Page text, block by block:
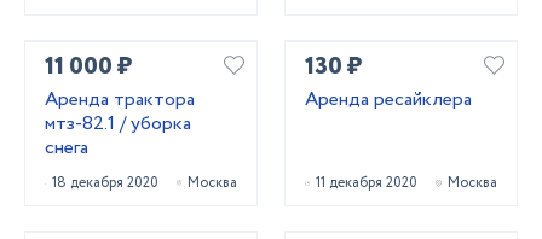
11 000 ₽
Аренда трактора
мтз-82.1 / уборка
снега
18 декабря 2020 Москва
130 ₽
Аренда ресайклера
11 декабря 2020 Москва